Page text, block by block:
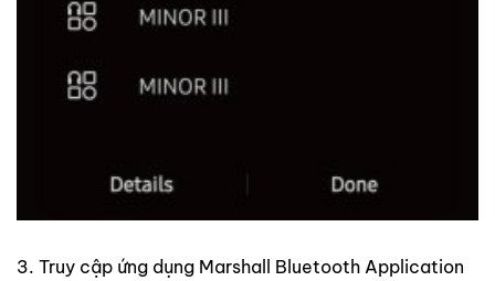
3. Truy cập ứng dụng Marshall Bluetooth Application